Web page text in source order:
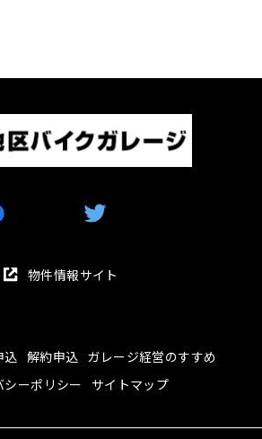
物件情報サイト
込 解約申込 ガレージ経営のすすめ
シーポリシー
サイトマップ